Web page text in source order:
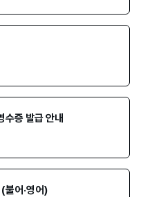
증 발급 안내
어·영어)